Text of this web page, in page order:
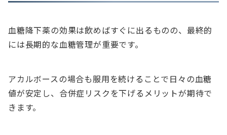
血糖降下薬の効果は飲めばすぐに出るものの、最終的
には長期的な血糖管理が重要です。
アカルボースの場合も服用を続けることで日々の血糖
値が安定し、合併症リスクを下げるメリットが期待で
きます。